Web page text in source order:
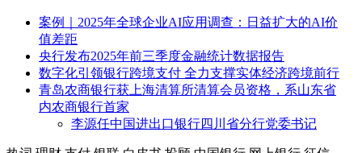
案例｜2025年全球企业AI应用调查：日益扩大的AI价
值差距
央行发布2025年前三季度金融统计数据报告
数字化引领银行跨境支付 全力支撑实体经济跨境前行
青岛农商银行获上海清算所清算会员资格，系山东省
内农商银行首家
李源任中国进出口银行四川省分行党委书记